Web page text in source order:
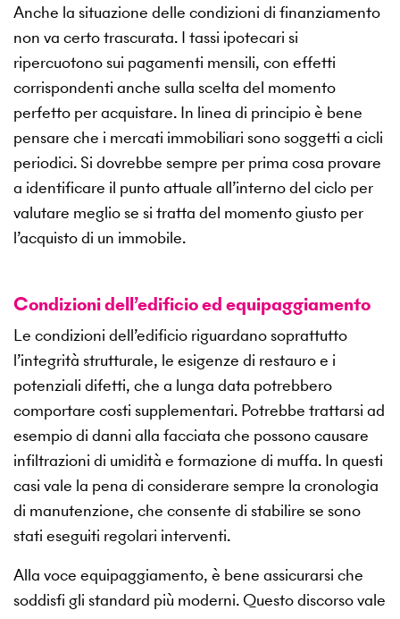
Anche la situazione delle condizioni di finanziamento
non va certo trascurata. I tassi ipotecari si
ripercuotono sui pagamenti mensili, con effetti
corrispondenti anche sulla scelta del momento
perfetto per acquistare. In linea di principio è bene
pensare che i mercati immobiliari sono soggetti a cicli
periodici. Si dovrebbe sempre per prima cosa provare
a identificare il punto attuale all’interno del ciclo per
valutare meglio se si tratta del momento giusto per
l’acquisto di un immobile.
Condizioni dell’edificio ed equipaggiamento
Le condizioni dell’edificio riguardano soprattutto
l’integrità strutturale, le esigenze di restauro e i
potenziali difetti, che a lunga data potrebbero
comportare costi supplementari. Potrebbe trattarsi ad
esempio di danni alla facciata che possono causare
infiltrazioni di umidità e formazione di muffa. In questi
casi vale la pena di considerare sempre la cronologia
di manutenzione, che consente di stabilire se sono
stati eseguiti regolari interventi.
Alla voce equipaggiamento, è bene assicurarsi che
soddisfi gli standard più moderni. Questo discorso vale